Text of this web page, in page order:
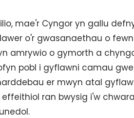
mae'r Cyngor yn gallu
o'r gwasanaethau o
amrywio o gymorth a
pobl i gyflawni camau
er mwyn atal
ran bwysig i'w